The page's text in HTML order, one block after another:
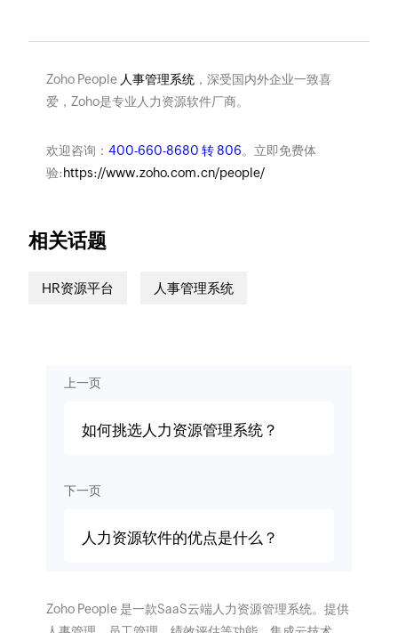
Zoho People 人事管理系统，深受国内外企业一致喜
爱，Zoho是专业人力资源软件厂商。
欢迎咨询： 400-660-8680 转 806。立即免费体
验: https://www.zoho.com.cn/people/
相关话题
HR资源平台 人事管理系统
上一页
如何挑选人力资源管理系统？
下一页
人力资源软件的优点是什么？
Zoho People 是一款SaaS云端人力资源管理系统。提供